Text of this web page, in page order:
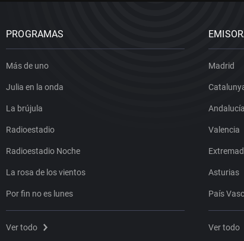
PROGRAMAS
Más de uno
Julia en la onda
La brújula
Radioestadio
Radioestadio Noche
La rosa de los vientos
Por fin no es lunes
Ver todo
Madrid
Andalucía
Valencia
Asturias
País
Ver todo